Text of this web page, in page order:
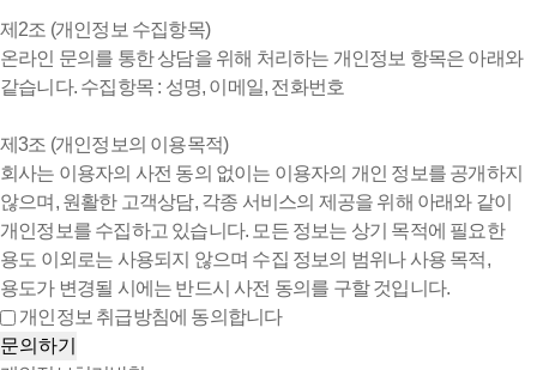
제2조 (개인정보 수집항목)
온라인 문의를 통한 상담을 위해 처리하는 개인정보 항목은 아래와
같습니다. 수집항목 : 성명, 이메일, 전화번호
제3조 (개인정보의 이용목적)
회사는 이용자의 사전 동의 없이는 이용자의 개인 정보를 공개하지
않으며, 원활한 고객상담, 각종 서비스의 제공을 위해 아래와 같이
개인정보를 수집하고 있습니다. 모든 정보는 상기 목적에 필요한
용도 이외로는 사용되지 않으며 수집 정보의 범위나 사용 목적,
용도가 변경될 시에는 반드시 사전 동의를 구할 것입니다.
개인정보 취급방침에 동의합니다
문의하기